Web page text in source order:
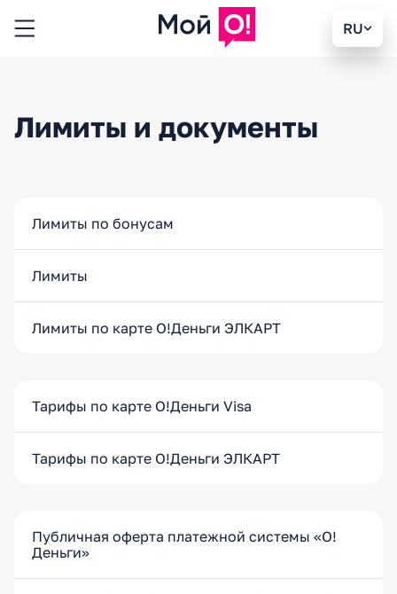
RU
Лимиты и документы
Лимиты по бонусам
Лимиты
Лимиты по карте О!Деньги ЭЛКАРТ
Тарифы по карте О!Деньги Visa
Тарифы по карте О!Деньги ЭЛКАРТ
Публичная оферта платежной системы «O!
Деньги»